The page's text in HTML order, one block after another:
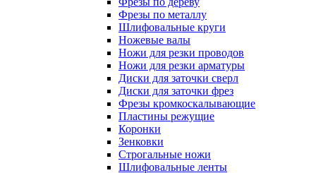
Фрезы по металлу
Шлифовальные круги
Ножевые валы
Ножи для резки проводов
Ножи для резки арматуры
Диски для заточки сверл
Диски для заточки фрез
Фрезы кромкоскалывающие
Пластины режущие
Коронки
Зенковки
Строгальные ножи
Шлифовальные ленты